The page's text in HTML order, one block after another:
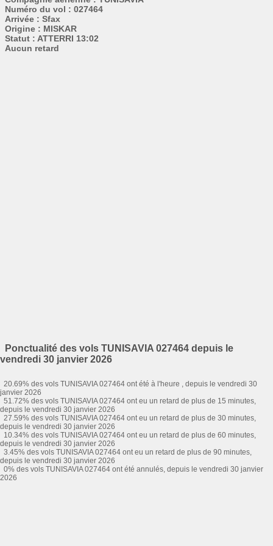
Numéro du vol : 027464
Arrivée : Sfax
Origine : MISKAR
Statut : ATTERRI 13:02
Aucun retard
Ponctualité des vols TUNISAVIA 027464 depuis le
vendredi 30 janvier 2026
20.69% des vols TUNISAVIA 027464 ont été à l'heure , depuis le vendredi 30
janvier 2026
51.72% des vols TUNISAVIA 027464 ont eu un retard de plus de 15 minutes,
depuis le vendredi 30 janvier 2026
27.59% des vols TUNISAVIA 027464 ont eu un retard de plus de 30 minutes,
depuis le vendredi 30 janvier 2026
10.34% des vols TUNISAVIA 027464 ont eu un retard de plus de 60 minutes,
depuis le vendredi 30 janvier 2026
3.45% des vols TUNISAVIA 027464 ont eu un retard de plus de 90 minutes,
depuis le vendredi 30 janvier 2026
0% des vols TUNISAVIA 027464 ont été annulés, depuis le vendredi 30 janvier
2026